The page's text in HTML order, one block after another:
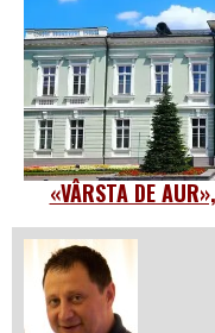
«VÂRSTA DE